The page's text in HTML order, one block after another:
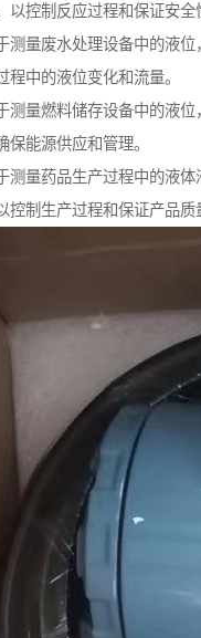
以控制反应过程和保证安全
测量废水处理设备中的液位
程中的液位变化和流量。
测量燃料储存设备中的液位
保能源供应和管理。
测量药品生产过程中的液体
控制生产过程和保证产品质